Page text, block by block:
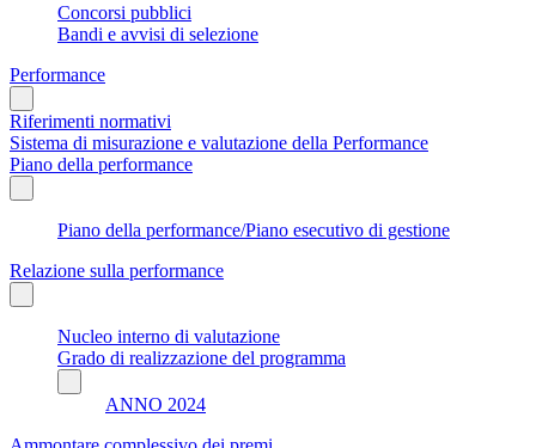
Concorsi pubblici
Bandi e avvisi di selezione
Performance
Riferimenti normativi
Sistema di misurazione e valutazione della Performance
Piano della performance
Piano della performance/Piano esecutivo di gestione
Relazione sulla performance
Nucleo interno di valutazione
Grado di realizzazione del programma
ANNO 2024